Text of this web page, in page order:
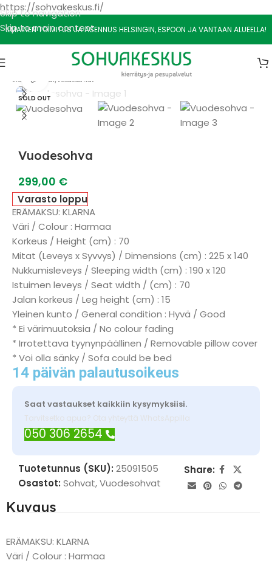
https://sohvakeskus.fi/
Skip to navigation
Skip to main content
ILMAINEN TOIMITUS JA ASENNUS HELSINGIN, ESPOON JA VANTAAN ALUEELLA!
Etusivu/ Sohvat/ Vuodesohvat
SOLD OUT
Watch video
Vuodesohva
299,00 €
Varasto loppu
ERÄMAKSU: KLARNA
Väri / Colour : Harmaa
Korkeus / Height (cm) : 70
Mitat (Leveys x Syvvys) / Dimensions (cm) : 225 x 140
Nukkumisleveys / Sleeping width (cm) : 190 x 120
Istuimen leveys / Seat width / (cm) : 70
Jalan korkeus / Leg height (cm) : 15
Yleinen kunto / General condition : Hyvä / Good
* Ei värimuutoksia / No colour fading
* Irrotettava tyynynpäällinen / Removable pillow cover
* Voi olla sänky / Sofa could be bed
14 päivän palautusoikeus
Saat vastaukset kaikkiin kysymyksiisi.
Tarvitsetko apua? Ota yhteyttä WhatsAppilla
050 306 2654
Tuotetunnus (SKU): 25091505
Osastot: Sohvat,Vuodesohvat
Share:
Kuvaus
ERÄMAKSU: KLARNA
Väri / Colour : Harmaa